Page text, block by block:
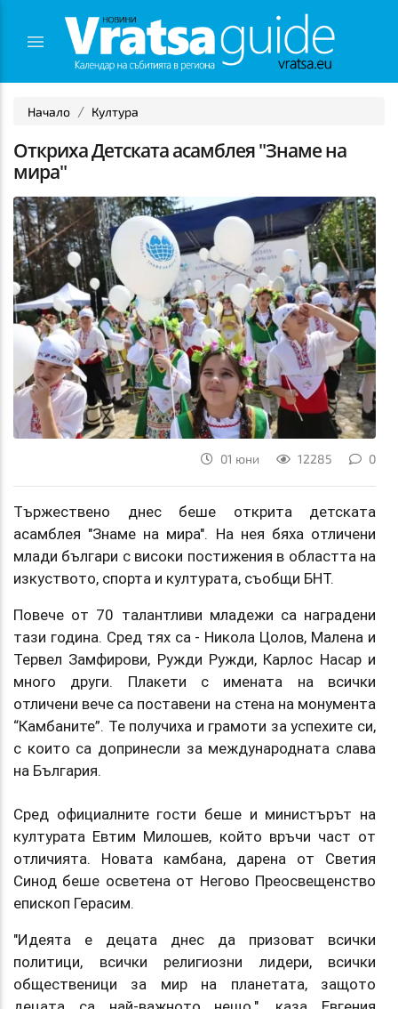
Начало Култура
Откриха Детската асамблея "Знаме на
мира"
01 юни 12285 0
Тържествено днес беше открита детската
асамблея "Знаме на мира". На нея бяха отличени
млади българи с високи постижения в областта на
изкуството, спорта и културата, съобщи БНТ.
Повече от 70 талантливи младежи са наградени
тази година. Сред тях са - Никола Цолов, Малена и
Тервел Замфирови, Ружди Ружди, Карлос Насар и
много други. Плакети с имената на всички
отличени вече са поставени на стена на монумента
“Камбаните”. Те получиха и грамоти за успехите си,
с които са допринесли за международната слава
на България.
Сред официалните гости беше и министърът на
културата Евтим Милошев, който връчи част от
отличията. Новата камбана, дарена от Светия
Синод беше осветена от Негово Преосвещенство
епископ Герасим.
"Идеята е децата днес да призоват всички
политици, всички религиозни лидери, всички
общественици за мир на планетата, защото